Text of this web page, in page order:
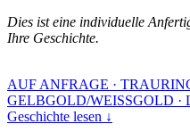
Dies ist eine individuelle
Ihre Geschichte.
AUF ANFRAGE ·
GELBGOLD/WEISSGOLD ·
Geschichte lesen ↓